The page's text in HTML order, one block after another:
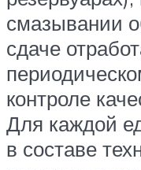
смазывании
сдаче
контроле
Для каждой
в составе